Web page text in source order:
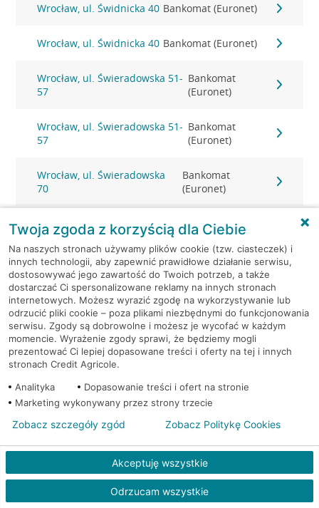
Wrocław, ul. Świdnicka 40 Bankomat (Euronet)
Wrocław, ul. Świdnicka 40 Bankomat (Euronet)
Wrocław, ul. Świeradowska 51-
57
Bankomat
(Euronet)
Wrocław, ul. Świeradowska 51-
57
Bankomat
(Euronet)
Wrocław, ul. Świeradowska
70
Bankomat
(Euronet)
Wrocław, ul. Świeradowska
70
Bankomat
(Euronet)
Wrocław, ul.
Swobodna 1
Bankomat w placówce CA
BP
Wrocław, ul.
Swobodna 1
Bankomat w placówce CA
BP
Wrocław, ul. Swobodna 37
Wrocław, ul. Swojczycka 69 Bankomat (Euronet)
1
(Euronet)
Wrocław, ul. Św. Wincentego
1
Bankomat
(Euronet)
Twoja zgoda z korzyścią dla Ciebie
Na naszych stronach używamy plików cookie (tzw. ciasteczek) i
innych technologii, aby zapewnić prawidłowe działanie serwisu,
dostosowywać jego zawartość do Twoich potrzeb, a także
dostarczać Ci spersonalizowane reklamy na innych stronach
internetowych. Możesz wyrazić zgodę na wykorzystywanie lub
odrzucić pliki cookie – poza plikami niezbędnymi do funkcjonowania
serwisu. Zgody są dobrowolne i możesz je wycofać w każdym
momencie. Wyrażenie zgody sprawi, że będziemy mogli
prezentować Ci lepiej dopasowane treści i oferty na tej i innych
stronach Credit Agricole.
Analityka
Dopasowanie treści i ofert na stronie
Marketing wykonywany przez strony trzecie
Akceptuję wszystkie
Odrzucam wszystkie
Zobacz szczegóły zgód Zobacz Politykę Cookies